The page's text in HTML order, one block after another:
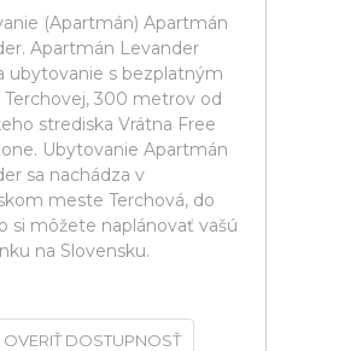
(Apartmán) Apartmán
Apartmán Levander
ubytovanie s bezplatným
Terchovej, 300 metrov od
strediska Vrátna Free
Ubytovanie Apartmán
sa nachádza v
meste Terchová, do
si môžete naplánovať vašú
na Slovensku.
OVERIŤ DOSTUPNOSŤ